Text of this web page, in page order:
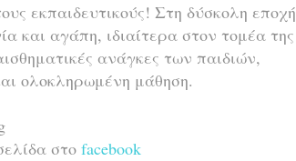
εκπαιδευτικούς! Στη δύσκολη εποχή
και αγάπη, ιδιαίτερα στον τομέα της
ανάγκες των παιδιών,
ολοκληρωμένη μάθηση.
στο facebook